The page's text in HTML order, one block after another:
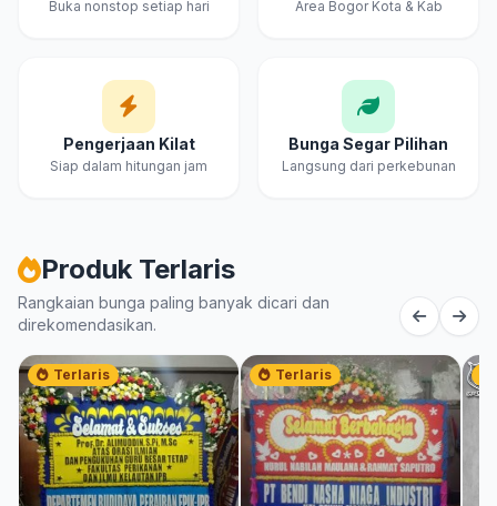
Buka nonstop setiap hari Area Bogor Kota & Kab
Pengerjaan Kilat
Siap dalam hitungan jam
Bunga Segar Pilihan
Langsung dari perkebunan
Produk Terlaris
Rangkaian bunga paling banyak dicari dan
direkomendasikan.
Terlaris Terlaris